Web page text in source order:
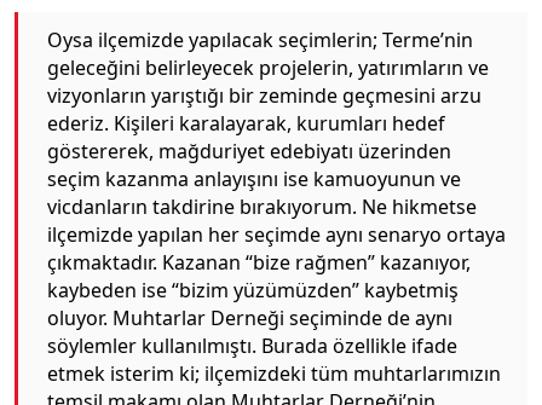
Oysa ilçemizde yapılacak seçimlerin; Terme’nin
geleceğini belirleyecek projelerin, yatırımların ve
vizyonların yarıştığı bir zeminde geçmesini arzu
ederiz. Kişileri karalayarak, kurumları hedef
göstererek, mağduriyet edebiyatı üzerinden
seçim kazanma anlayışını ise kamuoyunun ve
vicdanların takdirine bırakıyorum. Ne hikmetse
ilçemizde yapılan her seçimde aynı senaryo ortaya
çıkmaktadır. Kazanan “bize rağmen” kazanıyor,
kaybeden ise “bizim yüzümüzden” kaybetmiş
oluyor. Muhtarlar Derneği seçiminde de aynı
söylemler kullanılmıştı. Burada özellikle ifade
etmek isterim ki; ilçemizdeki tüm muhtarlarımızın